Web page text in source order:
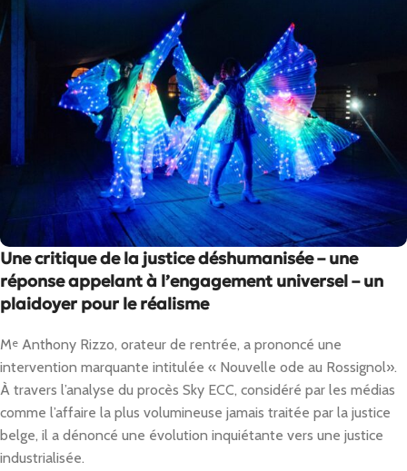
Une critique de la justice déshumanisée – une
réponse appelant à l’engagement universel – un
plaidoyer pour le réalisme
Me Anthony Rizzo, orateur de rentrée, a prononcé une
intervention marquante intitulée « Nouvelle ode au Rossignol».
À travers l’analyse du procès Sky ECC, considéré par les médias
comme l’affaire la plus volumineuse jamais traitée par la justice
belge, il a dénoncé une évolution inquiétante vers une justice
industrialisée.